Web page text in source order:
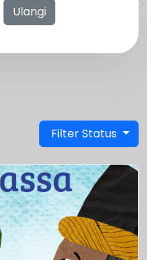
Ulangi
Filter Status